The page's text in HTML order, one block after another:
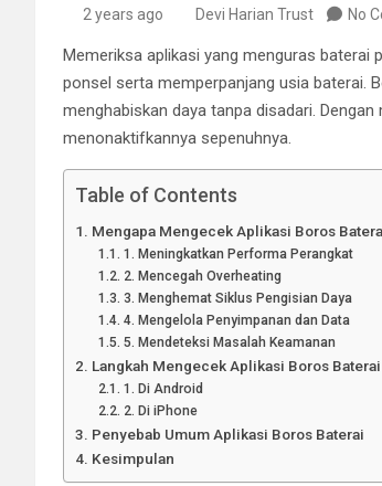
2 years ago Devi Harian Trust No
Memeriksa aplikasi yang menguras baterai
ponsel serta memperpanjang usia baterai.
menghabiskan daya tanpa disadari.
menonaktifkannya sepenuhnya.
Table of Contents
Mengapa Mengecek Aplikasi Boros
1. Meningkatkan Performa Perangkat
2. Mencegah Overheating
3. Menghemat Siklus Pengisian Daya
4. Mengelola Penyimpanan dan Data
5. Mendeteksi Masalah Keamanan
Langkah Mengecek Aplikasi Boros Baterai
1. Di Android
2. Di iPhone
Penyebab Umum Aplikasi Boros Baterai
Kesimpulan